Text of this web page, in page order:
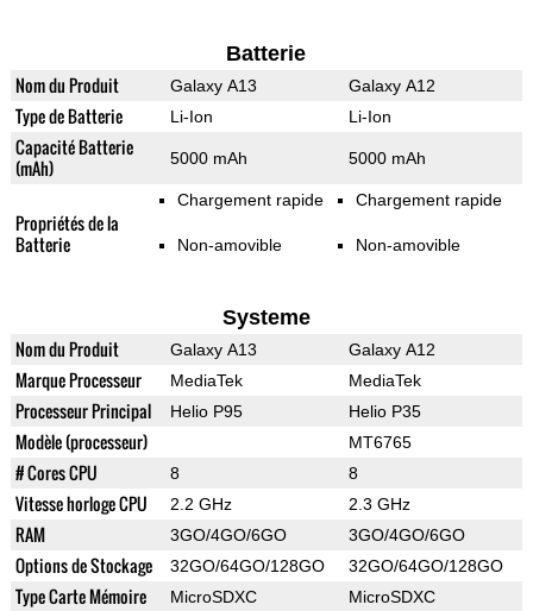
Batterie
Nom du Produit Galaxy A13 Galaxy A12
Type de Batterie Li-Ion Li-Ion
Capacité Batterie
(mAh)
5000 mAh 5000 mAh
Propriétés de la
Batterie
Chargement rapide
Non-amovible
Chargement rapide
Non-amovible
Systeme
Nom du Produit Galaxy A13 Galaxy A12
Marque Processeur MediaTek MediaTek
Processeur Principal Helio P95 Helio P35
Modèle (processeur) MT6765
# Cores CPU 8 8
Vitesse horloge CPU 2.2 GHz 2.3 GHz
RAM 3GO/4GO/6GO 3GO/4GO/6GO
Options de Stockage 32GO/64GO/128GO 32GO/64GO/128GO
Type Carte Mémoire MicroSDXC MicroSDXC